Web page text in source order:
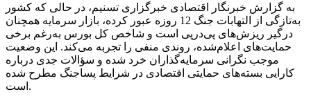
به گزارش خبرنگار اقتصادی خبرگزاری تسنیم، در حالی که کشور
به‌تازگی از التهابات جنگ 12 روزه عبور کرده، بازار سرمایه همچنان
درگیر ریزش‌های پی‌در‌پی است و شاخص کل بورس به‌رغم برخی
حمایت‌های اعلام‌شده، روندی منفی را تجربه می‌کند. این وضعیت
موجب نگرانی سرمایه‌گذاران خرد شده و سؤالات جدی درباره
کارایی بسته‌های حمایتی اقتصادی در شرایط پساجنگ مطرح شده
است.